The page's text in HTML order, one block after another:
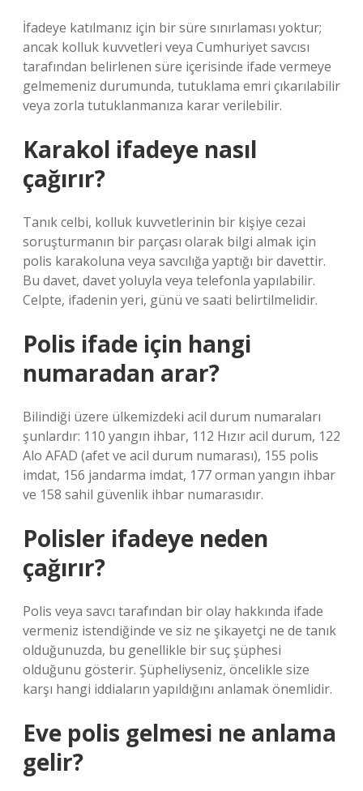
İfadeye katılmanız için bir süre sınırlaması yoktur;
ancak kolluk kuvvetleri veya Cumhuriyet savcısı
tarafından belirlenen süre içerisinde ifade vermeye
gelmemeniz durumunda, tutuklama emri çıkarılabilir
veya zorla tutuklanmanıza karar verilebilir.
Karakol ifadeye nasıl
çağırır?
Tanık celbi, kolluk kuvvetlerinin bir kişiye cezai
soruşturmanın bir parçası olarak bilgi almak için
polis karakoluna veya savcılığa yaptığı bir davettir.
Bu davet, davet yoluyla veya telefonla yapılabilir.
Celpte, ifadenin yeri, günü ve saati belirtilmelidir.
Polis ifade için hangi
numaradan arar?
Bilindiği üzere ülkemizdeki acil durum numaraları
şunlardır: 110 yangın ihbar, 112 Hızır acil durum, 122
Alo AFAD (afet ve acil durum numarası), 155 polis
imdat, 156 jandarma imdat, 177 orman yangın ihbar
ve 158 sahil güvenlik ihbar numarasıdır.
Polisler ifadeye neden
çağırır?
Polis veya savcı tarafından bir olay hakkında ifade
vermeniz istendiğinde ve siz ne şikayetçi ne de tanık
olduğunuzda, bu genellikle bir suç şüphesi
olduğunu gösterir. Şüpheliyseniz, öncelikle size
karşı hangi iddiaların yapıldığını anlamak önemlidir.
Eve polis gelmesi ne anlama
gelir?